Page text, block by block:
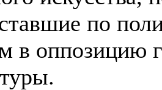
по
в оппозицию